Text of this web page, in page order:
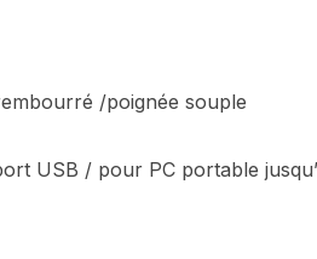
/poignée souple
USB / pour PC portable